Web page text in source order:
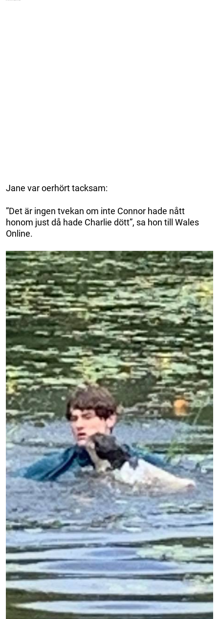
Jane var oerhört tacksam:
”Det är ingen tvekan om inte Connor hade nått
honom just då hade Charlie dött”, sa hon till Wales
Online.